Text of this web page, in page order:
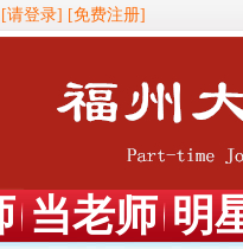
[请登录] [免费注册]
当老师 明